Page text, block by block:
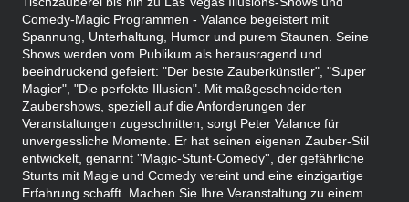
Comedy-Magic Programmen - Valance begeistert mit
Spannung, Unterhaltung, Humor und purem Staunen. Seine
Shows werden vom Publikum als herausragend und
beeindruckend gefeiert: "Der beste Zauberkünstler", "Super
Magier", "Die perfekte Illusion". Mit maßgeschneiderten
Zaubershows, speziell auf die Anforderungen der
Veranstaltungen zugeschnitten, sorgt Peter Valance für
unvergessliche Momente. Er hat seinen eigenen Zauber-Stil
entwickelt, genannt ''Magic-Stunt-Comedy'', der gefährliche
Stunts mit Magie und Comedy vereint und eine einzigartige
Erfahrung schafft. Machen Sie Ihre Veranstaltung zu einem